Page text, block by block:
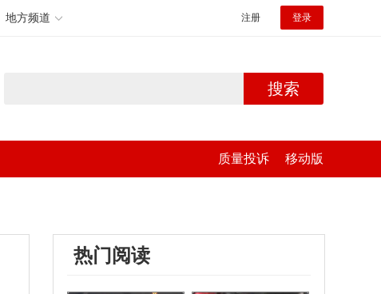
地方频道 注册 登录
搜索
质量投诉 移动版
热门阅读